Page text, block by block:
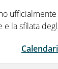
ufficialmente
e la sfilata